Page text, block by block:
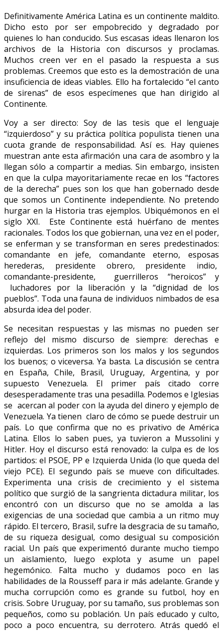
Definitivamente América Latina es un continente maldito.
Dicho esto por ser empobrecido y degradado por
quienes lo han conducido. Sus escasas ideas llenaron los
archivos de la Historia con discursos y proclamas.
Muchos creen ver en el pasado la respuesta a sus
problemas. Creemos que esto es la demostración de una
insuficiencia de ideas viables. Ello ha fortalecido “el canto
de sirenas” de esos especímenes que han dirigido al
Continente.
Voy a ser directo: Soy de las tesis que el lenguaje
“izquierdoso” y su práctica política populista tienen una
cuota grande de responsabilidad. Así es. Hay quienes
muestran ante esta afirmación una cara de asombro y la
llegan sólo a compartir a medias. Sin embargo, insisten
en que la culpa mayoritariamente recae en los “factores
de la derecha” pues son los que han gobernado desde
que somos un Continente independiente. No pretendo
hurgar en la Historia tras ejemplos. Ubiquémonos en el
siglo XXI. Este Continente está huérfano de mentes
racionales. Todos los que gobiernan, una vez en el poder,
se enferman y se transforman en seres predestinados:
comandante en jefe, comandante eterno, esposas
herederas, presidente obrero, presidente indio,
comandante-presidente, guerrilleros “heroicos” y
luchadores por la liberación y la “dignidad de los
pueblos”. Toda una fauna de individuos nimbados de esa
absurda idea del poder.
Se necesitan respuestas y las mismas no pueden ser
reflejo del mismo discurso de siempre: derechas e
izquierdas. Los primeros son los malos y los segundos
los buenos; o viceversa. Ya basta. La discusión se centra
en España, Chile, Brasil, Uruguay, Argentina, y por
supuesto Venezuela. El primer país citado corre
desesperadamente tras una pesadilla. Podemos e Iglesias
se acercan al poder con la ayuda del dinero y ejemplo de
Venezuela. Ya tienen claro de cómo se puede destruir un
país. Lo que confirma que no es privativo de América
Latina. Ellos lo saben pues, ya tuvieron a Mussolini y
Hitler. Hoy el discurso está renovado: la culpa es de los
partidos: el PSOE, PP e Izquierda Unida (lo que queda del
viejo PCE). El segundo país se mueve con dificultades.
Experimenta una crisis de crecimiento y el sistema
político que surgió de la sangrienta dictadura militar, los
encontró con un discurso que no se amolda a las
exigencias de una sociedad que cambia a un ritmo muy
rápido. El tercero, Brasil, sufre la desgracia de su tamaño,
de su riqueza desigual, como desigual su composición
racial. Un país que experimentó durante mucho tiempo
un aislamiento, luego explota y asume un papel
hegemónico. Falta mucho y dudamos poco en las
habilidades de la Rousseff para ir más adelante. Grande y
mucha corrupción como es grande su futbol, hoy en
crisis. Sobre Uruguay, por su tamaño, sus problemas son
pequeños, como su población. Un país educado y culto,
poco a poco encuentra, su derrotero. Atrás quedó el